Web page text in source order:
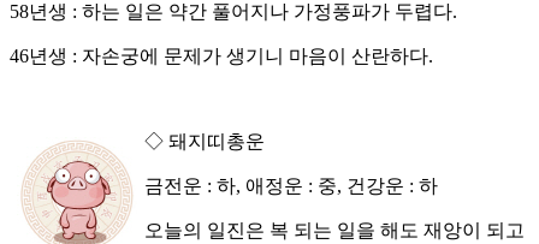
58년생 : 하는 일은 약간 풀어지나 가정풍파가 두렵다.
46년생 : 자손궁에 문제가 생기니 마음이 산란하다.
◇ 돼지띠총운
금전운 : 하, 애정운 : 중, 건강운 : 하
오늘의 일진은 복 되는 일을 해도 재앙이 되고